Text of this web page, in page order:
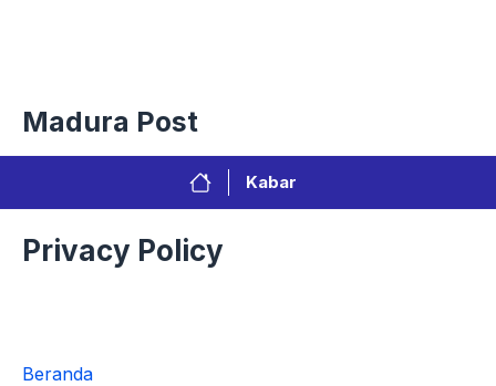
Madura Post
Kabar
Privacy Policy
Beranda